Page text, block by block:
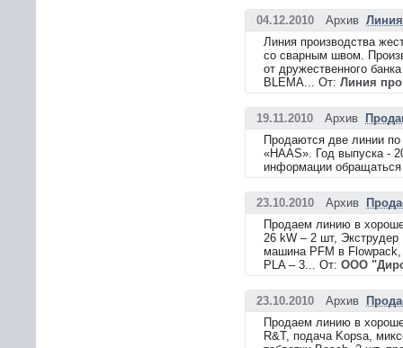
04.12.2010 Архив
Линия производства
со сварным швом.
от дружественного
BLEMA... От: Линия
19.11.2010 Архив
Продаются две линии
«HAAS». Год выпуска -
информации
23.10.2010 Архив
Продаем линию в
26 kW – 2 шт,
машина PFM в Flowpack,
PLA – 3... От: ООО
23.10.2010 Архив
Продаем линию в
R&T, подача Kopsa,